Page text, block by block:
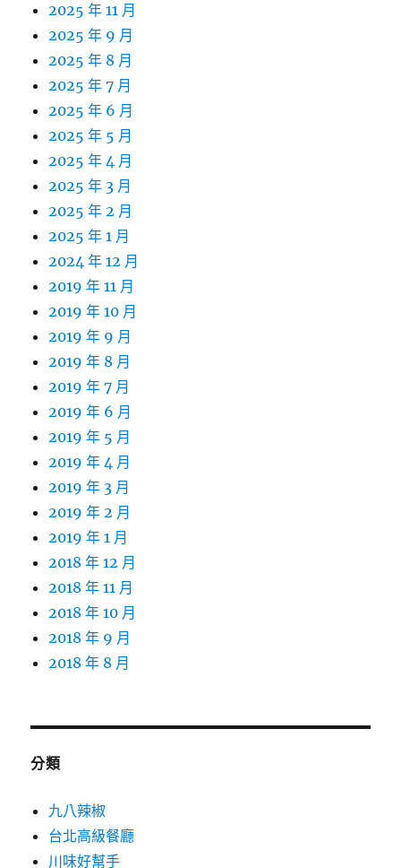
2025 年 11 月
2025 年 9 月
2025 年 8 月
2025 年 7 月
2025 年 6 月
2025 年 5 月
2025 年 4 月
2025 年 3 月
2025 年 2 月
2025 年 1 月
2024 年 12 月
2019 年 11 月
2019 年 10 月
2019 年 9 月
2019 年 8 月
2019 年 7 月
2019 年 6 月
2019 年 5 月
2019 年 4 月
2019 年 3 月
2019 年 2 月
2019 年 1 月
2018 年 12 月
2018 年 11 月
2018 年 10 月
2018 年 9 月
2018 年 8 月
分類
九八辣椒
台北高級餐廳
川味好幫手